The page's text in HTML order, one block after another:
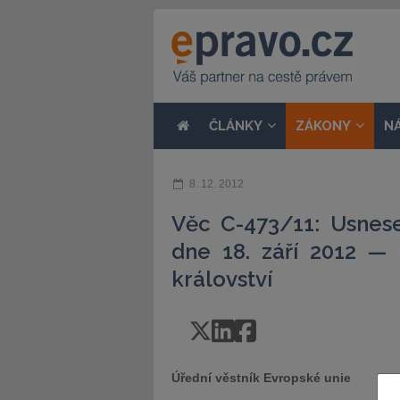
ČLÁNKY ZÁKONY
8. 12. 2012
Věc C-473/11:
dne 18. září 2012 —
království
Úřední věstník Evropské unie